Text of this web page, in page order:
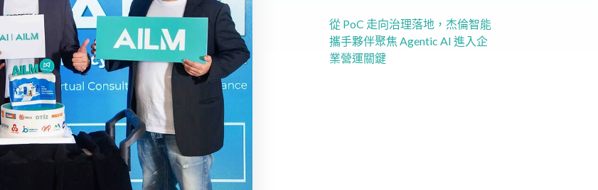
從 PoC 走向治理落地，杰倫智能
攜手夥伴聚焦 Agentic AI 進入企
業營運關鍵